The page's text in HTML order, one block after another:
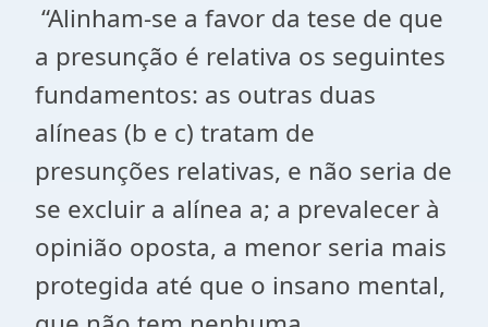
“Alinham-se a favor da tese de que
a presunção é relativa os seguintes
fundamentos: as outras duas
alíneas (b e c) tratam de
presunções relativas, e não seria de
se excluir a alínea a; a prevalecer à
opinião oposta, a menor seria mais
protegida até que o insano mental,